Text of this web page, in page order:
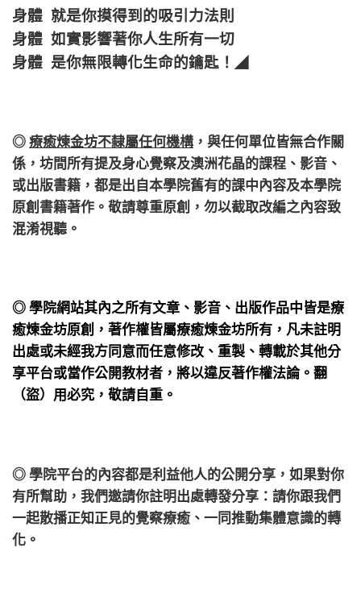
身體 就是你摸得到的吸引力法則
身體 如實影響著你人生所有一切
身體 是你無限轉化生命的鑰匙！ ◢
◎療癒煉金坊不隸屬任何機構， 與任何單位皆無合作關
係， 坊間所有提及身心覺察及澳洲花晶的課程、影音、
或出版書籍，都是出自本學院舊有的課中內容及本學院
原創書籍著作。敬請尊重原創，勿以截取改編之內容致
混淆視聽。
◎ 學院網站其內之所有文章、影音、出版作品中皆是療
癒煉金坊原創，著作權皆屬療癒煉金坊所有，凡未註明
出處或未經我方同意而任意修改、重製、轉載於其他分
享平台或當作公開教材者，將以違反著作權法論。翻
（盜）用必究，敬請自重。
◎ 學院平台的內容都是利益他人的公開分享，如果對你
有所幫助，我們邀請你註明出處轉發分享：請你跟我們
一起散播正知正見的覺察療癒、一同推動集體意識的轉
化。